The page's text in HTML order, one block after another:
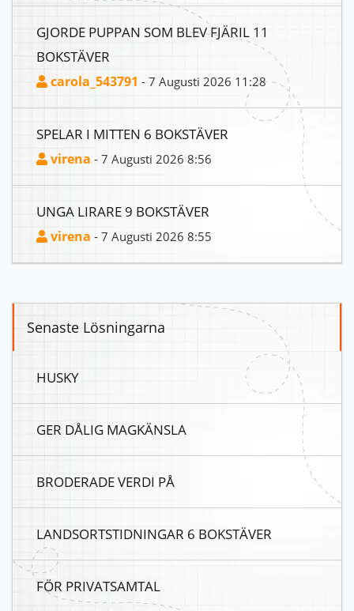
GJORDE PUPPAN SOM BLEV FJÄRIL 11
BOKSTÄVER
carola_543791 - 7 Augusti 2026 11:28
SPELAR I MITTEN 6 BOKSTÄVER
virena - 7 Augusti 2026 8:56
UNGA LIRARE 9 BOKSTÄVER
virena - 7 Augusti 2026 8:55
Senaste Lösningarna
HUSKY
GER DÅLIG MAGKÄNSLA
BRODERADE VERDI PÅ
LANDSORTSTIDNINGAR 6 BOKSTÄVER
FÖR PRIVATSAMTAL